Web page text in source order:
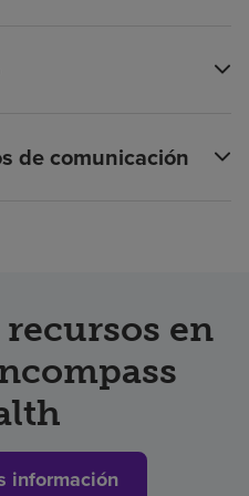
de comunicación
en
información